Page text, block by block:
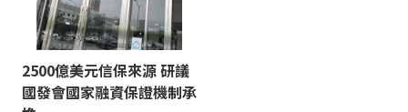
2500億美元信保來源 研議
國發會國家融資保證機制承